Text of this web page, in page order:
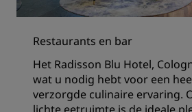
Restaurants en bar
Het Radisson Blu Hotel,
wat u nodig hebt voor een
verzorgde culinaire ervaring.